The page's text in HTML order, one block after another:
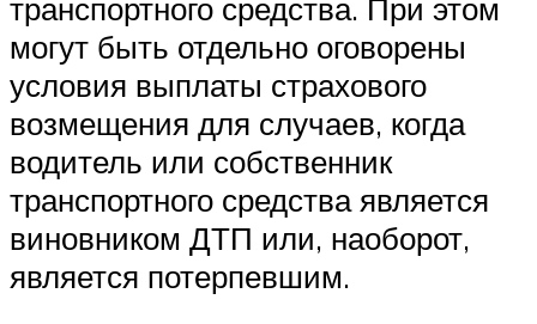
транспортного средства. При этом
могут быть отдельно оговорены
условия выплаты страхового
возмещения для случаев, когда
водитель или собственник
транспортного средства является
виновником ДТП или, наоборот,
является потерпевшим.